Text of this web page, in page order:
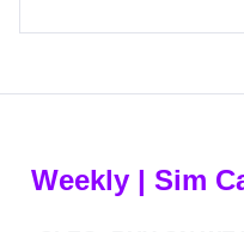
Weekly | Sim